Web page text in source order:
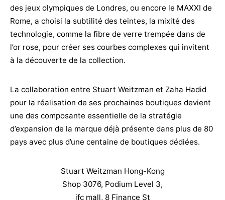
des jeux olympiques de Londres, ou encore le MAXXI de
Rome, a choisi la subtilité des teintes, la mixité des
technologie, comme la fibre de verre trempée dans de
l’or rose, pour créer ses courbes complexes qui invitent
à la découverte de la collection.
La collaboration entre Stuart Weitzman et Zaha Hadid
pour la réalisation de ses prochaines boutiques devient
une des composante essentielle de la stratégie
d’expansion de la marque déjà présente dans plus de 80
pays avec plus d’une centaine de boutiques dédiées.
Stuart Weitzman Hong-Kong
Shop 3076, Podium Level 3,
ifc mall, 8 Finance St